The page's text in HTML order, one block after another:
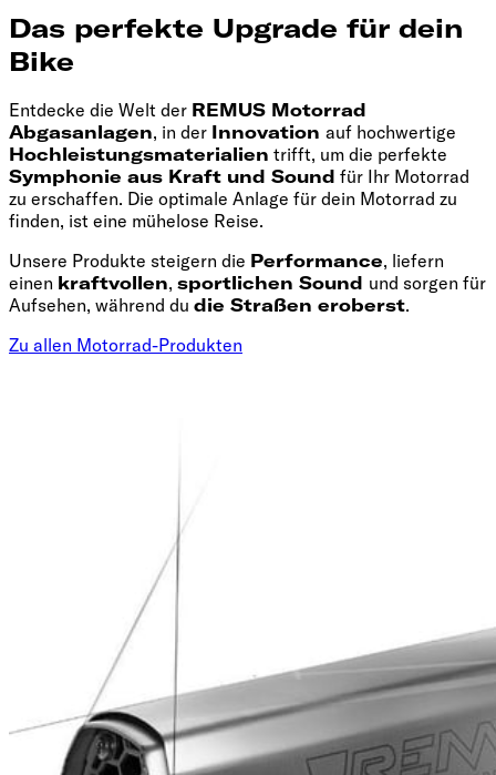
Das perfekte Upgrade für dein
Bike
Entdecke die Welt der REMUS Motorrad
Abgasanlagen, in der Innovation auf hochwertige
Hochleistungsmaterialien trifft, um die perfekte
Symphonie aus Kraft und Sound für Ihr Motorrad
zu erschaffen. Die optimale Anlage für dein Motorrad zu
finden, ist eine mühelose Reise.
Unsere Produkte steigern die Performance, liefern
einen kraftvollen, sportlichen Sound und sorgen für
Aufsehen, während du die Straßen eroberst.
Zu allen Motorrad-Produkten